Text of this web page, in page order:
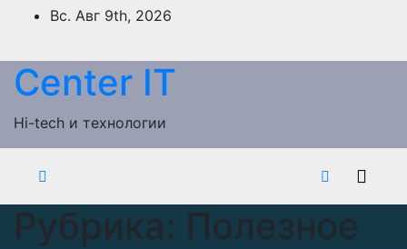
ПерейтиВс. Авг 9th, 2026
Сenter IT
Hi-tech и технологии
Рубрика: Полезное